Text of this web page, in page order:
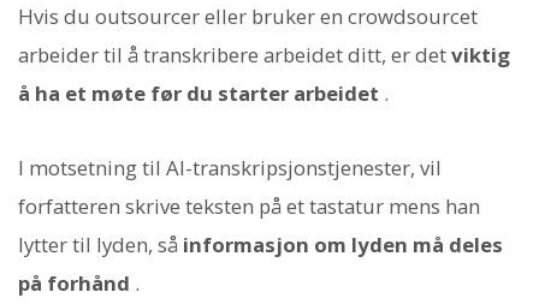
Hvis du outsourcer eller bruker en crowdsourcet
arbeider til å transkribere arbeidet ditt, er detviktig
å ha et møte før du starter arbeidet .
I motsetning til AI-transkripsjonstjenester, vil
forfatteren skrive teksten på et tastatur mens han
lytter til lyden, så informasjon om lyden må deles
på forhånd .